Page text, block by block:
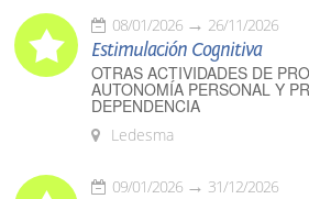
08/01/2026 26/11/2026
Estimulación Cognitiva
OTRAS ACTIVIDADES DE
AUTONOMÍA PERSONAL Y
DEPENDENCIA
Ledesma
09/01/2026 31/12/2026